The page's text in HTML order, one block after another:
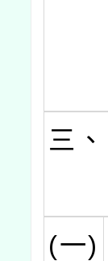
三、
(一)